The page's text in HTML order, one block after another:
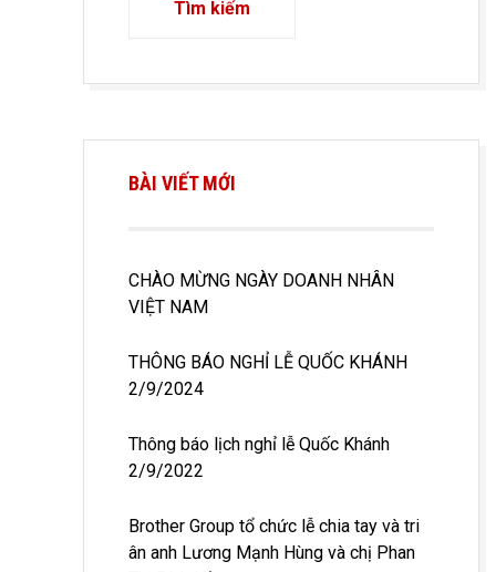
BÀI VIẾT MỚI
CHÀO MỪNG NGÀY DOANH NHÂN
VIỆT NAM
THÔNG BÁO NGHỈ LỄ QUỐC KHÁNH
2/9/2024
Thông báo lịch nghỉ lễ Quốc Khánh
2/9/2022
Brother Group tổ chức lễ chia tay và tri
ân anh Lương Mạnh Hùng và chị Phan